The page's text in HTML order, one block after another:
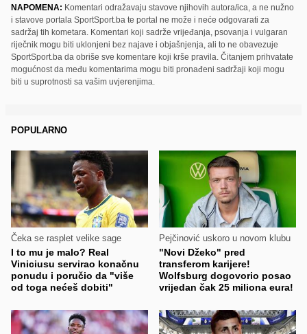
NAPOMENA: Komentari odražavaju stavove njihovih autora/ica, a ne nužno
i stavove portala SportSport.ba te portal ne može i neće odgovarati za
sadržaj tih kometara. Komentari koji sadrže vrijeđanja, psovanja i vulgaran
riječnik mogu biti uklonjeni bez najave i objašnjenja, ali to ne obavezuje
SportSport.ba da obriše sve komentare koji krše pravila. Čitanjem prihvatate
mogućnost da među komentarima mogu biti pronađeni sadržaji koji mogu
biti u suprotnosti sa vašim uvjerenjima.
POPULARNO
Čeka se rasplet velike sage
I to mu je malo? Real
Viniciusu servirao konačnu
ponudu i poručio da "više
od toga nećeš dobiti"
Pejčinović uskoro u novom klubu
"Novi Džeko" pred
transferom karijere!
Wolfsburg dogovorio posao
vrijedan čak 25 miliona eura!